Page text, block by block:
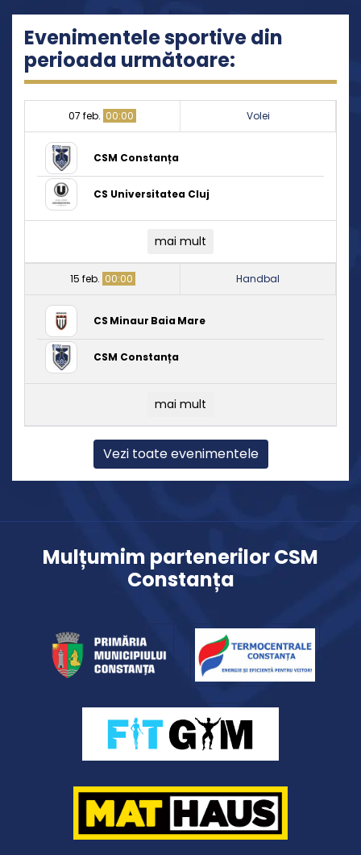
Evenimentele sportive din
perioada următoare:
07 feb. 00:00 Volei
CSM Constanța
CS Universitatea Cluj
mai mult
15 feb. 00:00 Handbal
CS Minaur Baia Mare
CSM Constanța
mai mult
Vezi toate evenimentele
Mulțumim partenerilor CSM
Constanța